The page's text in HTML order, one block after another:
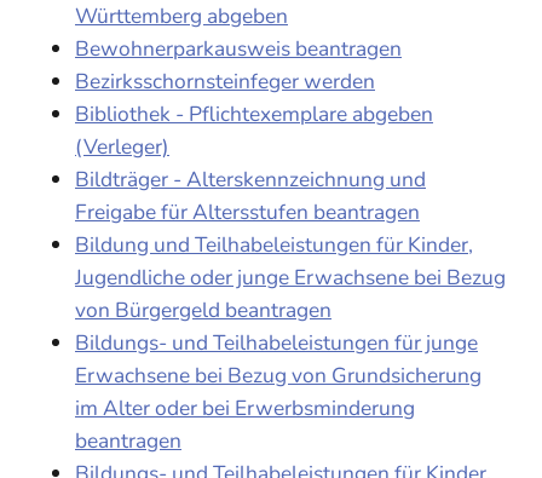
Württemberg abgeben
Bewohnerparkausweis beantragen
Bezirksschornsteinfeger werden
Bibliothek - Pflichtexemplare abgeben
(Verleger)
Bildträger - Alterskennzeichnung und
Freigabe für Altersstufen beantragen
Bildung und Teilhabeleistungen für Kinder,
Jugendliche oder junge Erwachsene bei Bezug
von Bürgergeld beantragen
Bildungs- und Teilhabeleistungen für junge
Erwachsene bei Bezug von Grundsicherung
im Alter oder bei Erwerbsminderung
beantragen